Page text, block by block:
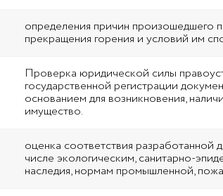
определения причин произошедшего
прекращения горения и условий им
Проверка юридической силы
государственной регистрации
основанием для возникновения,
имущество.
оценка соответствия разработанной
числе экологическим, санитарно-
наследия, нормам промышленной,